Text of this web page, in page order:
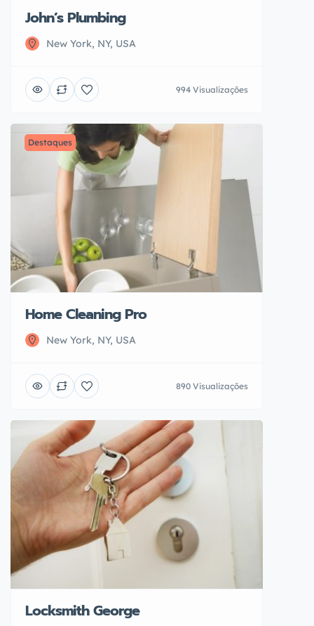
John’s Plumbing
New York, NY, USA
994 Visualizações
Destaques
Home Cleaning Pro
New York, NY, USA
890 Visualizações
Locksmith George